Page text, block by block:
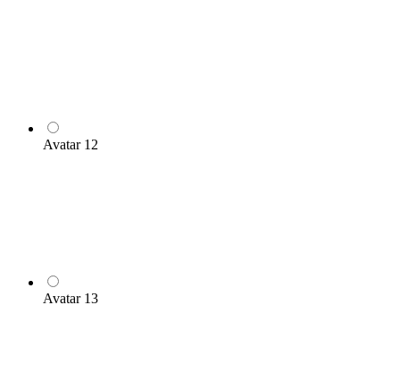
Avatar 12
Avatar 13